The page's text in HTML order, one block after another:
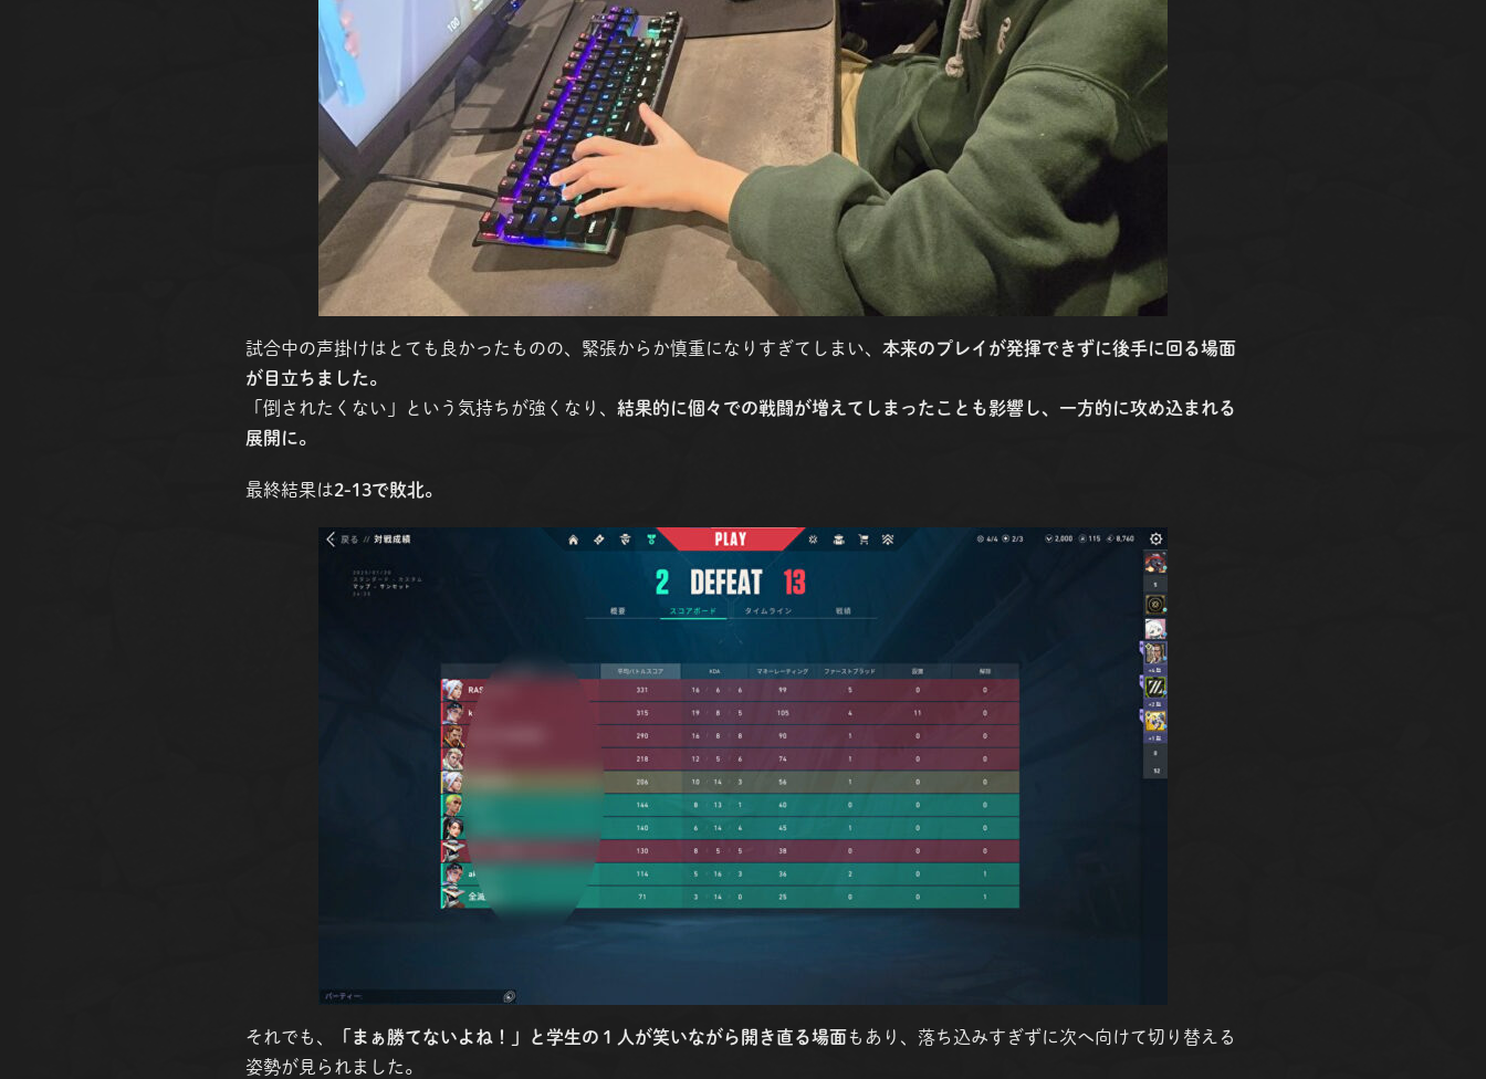
試合中の声掛けはとても良かったものの、緊張からか慎重になりすぎてしまい、 本来のプレイが発揮できずに後手に回る場面
が目立ちました。
「倒されたくない」という気持ちが強くなり、 結果的に個々での戦闘が増えてしまったことも影響し、一方的に攻め込まれる
展開に。
最終結果は2-13で敗北。
それでも、 「まぁ勝てないよね！」と学生の１人が笑いながら開き直る場面もあり、落ち込みすぎずに次へ向けて切り替える
姿勢が見られました。